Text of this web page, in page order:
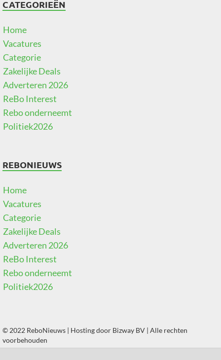
CATEGORIEËN
Home
Vacatures
Categorie
Zakelijke Deals
Adverteren 2026
ReBo Interest
Rebo onderneemt
Politiek2026
REBONIEUWS
Home
Vacatures
Categorie
Zakelijke Deals
Adverteren 2026
ReBo Interest
Rebo onderneemt
Politiek2026
© 2022 ReboNieuws | Hosting door Bizway BV | Alle rechten
voorbehouden